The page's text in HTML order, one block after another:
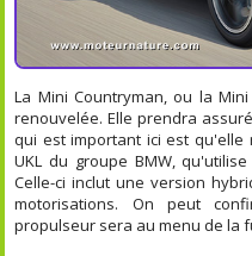
La Mini Countryman, ou la
renouvelée. Elle prendra
qui est important ici est
UKL du groupe BMW,
Celle-ci inclut une version
motorisations. On peut
propulseur sera au menu de la